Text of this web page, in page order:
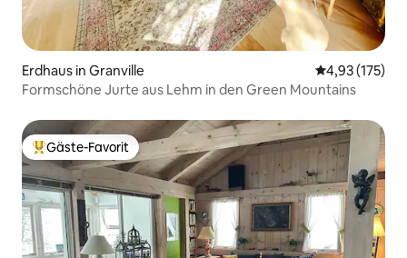
Erdhaus in Granville
4,93 (175)
Formschöne Jurte aus Lehm in den Green Mountains
Beliebter Gäste-Favorit.
Gäste-Favorit